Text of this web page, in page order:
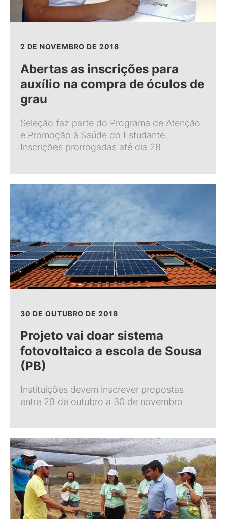
2 DE NOVEMBRO DE 2018
Abertas as inscrições para
auxílio na compra de óculos de
grau
Seleção faz parte do Programa de Atenção
e Promoção à Saúde do Estudante.
Inscrições prorrogadas até dia 28.
30 DE OUTUBRO DE 2018
Projeto vai doar sistema
fotovoltaico a escola de Sousa
(PB)
Instituições devem inscrever propostas
entre 29 de outubro a 30 de novembro